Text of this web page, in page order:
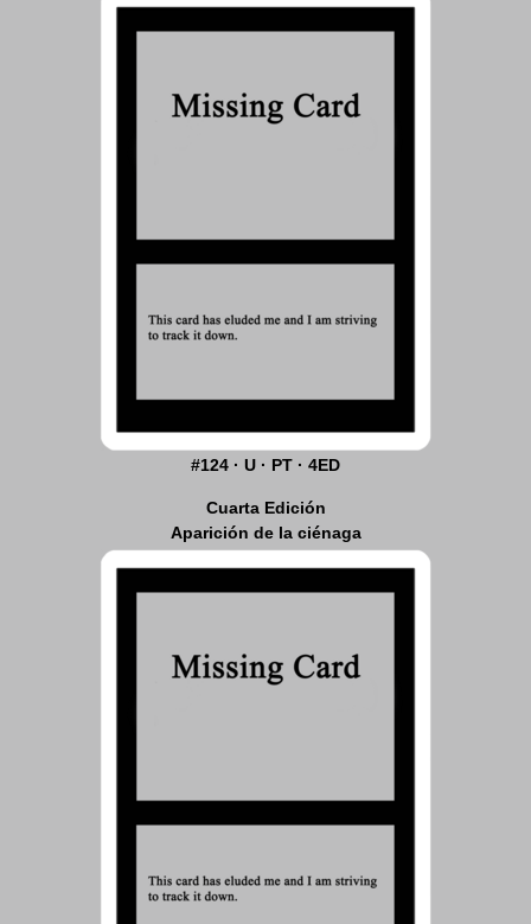
#124 · U · PT · 4ED
Cuarta Edición
Aparición de la ciénaga